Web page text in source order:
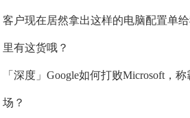
客户现在居然拿出这样的电脑配置单
里有这货哦？
「深度」Google如何打败Microsoft，
场？